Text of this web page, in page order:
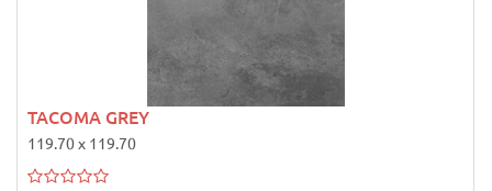
TACOMA GREY
119.70 x 119.70